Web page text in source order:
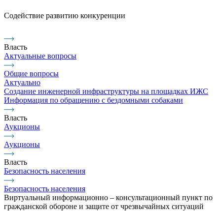
Содействие развитию конкуренции
Власть
Актуальные вопросы
Общие вопросы
Актуально
Создание инженерной инфраструктуры на площадках ИЖС
Информация по обращению с бездомными собаками
Власть
Аукционы
Аукционы
Власть
Безопасность населения
Безопасность населения
Виртуальный информационно – консультационный пункт по
гражданской обороне и защите от чрезвычайных ситуаций